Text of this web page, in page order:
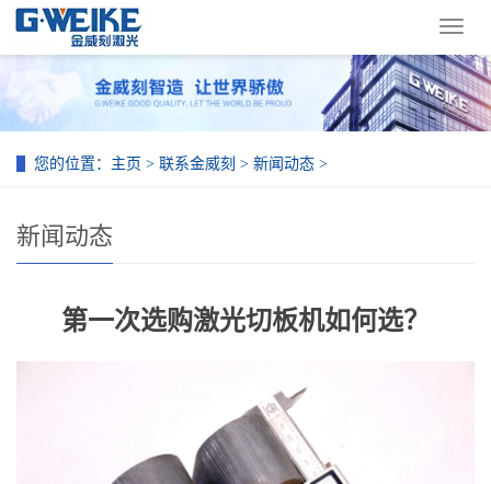
导
菜
单
您的位置： 主页 > 联系金威刻 > 新闻动态 >
新闻动态
第一次选购激光切板机如何选？